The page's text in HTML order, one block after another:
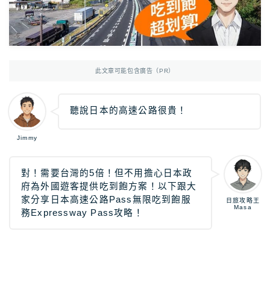
Photoshop Photoshop教學
AmazonJP
日亞｜最新優惠
日亞｜必買2025
日本樂天｜最新優惠
日本轉運推薦Rakuten Global教學
12大日本轉運比較
此文章可能包含廣告（PR）
Jimmy
聽說日本的高速公路很貴！
日旅攻略王
Masa
對！需要台灣的5倍！但不用擔心日本政
府為外國遊客提供吃到飽方案！以下跟大
家分享日本高速公路Pass無限吃到飽服
務Expressway Pass攻略！